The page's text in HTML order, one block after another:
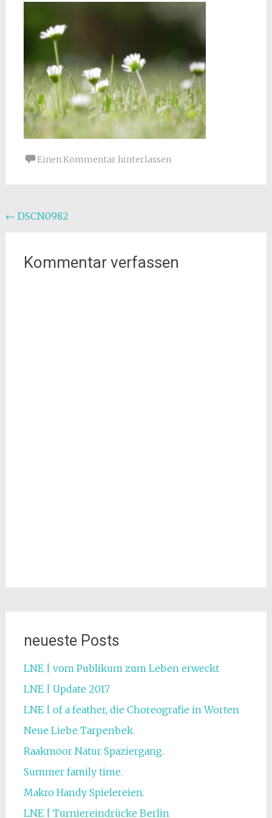
Einen Kommentar hinterlassen
Beitragsnavigation
← DSCN0982
Kommentar verfassen
neueste Posts
LNE | vom Publikum zum Leben erweckt
LNE | Update 2017
LNE | of a feather, die Choreografie in Worten
Neue Liebe Tarpenbek.
Raakmoor Natur Spaziergang.
Summer family time.
Makro Handy Spielereien.
LNE | Turniereindrücke Berlin